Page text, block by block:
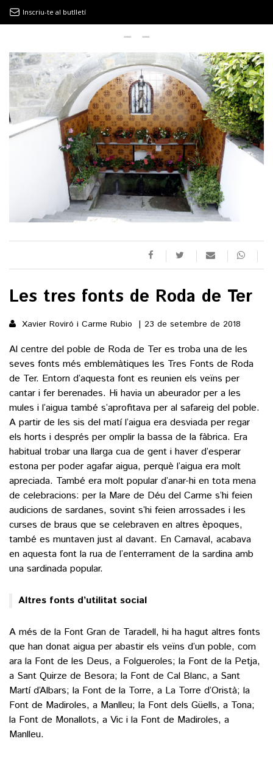
9MAGAZÍN
EL CLÀSSIC | ALBERT PLA
“LA VIDA ÉS COM LA MAR: SEMPRE BUSCA L’EQUILIBRI”
NOVETATS DISCOGRÀFIQUES
EL CLÀSSIC | ELS 3 TAMBORS
TEMÀTIQUES
()
POLÍTICA
SOCIETAT
ECONOMIA
VEURE TOTES
ESPORTS
FUTBOL
HOQUEI PATINS
MOTOR
VEURE TOTES
CULTURA
ARTS ESCÈNIQUES
CULTURA POPULAR
LLIBRES
CALAIX
VEURE TOTES
SUPLEMENTS
FOTOGALERIES
9MAGAZÍN
AGENDA
BLOGOSFERA
Inscriu-te al butlletí
Les tres fonts de Roda de Ter
Xavier Roviró i Carme Rubio 23 de setembre de 2018
Al centre del poble de Roda de Ter es troba una de les
seves fonts més emblemàtiques les Tres Fonts de Roda
de Ter. Entorn d’aquesta font es reunien els veïns per
cantar i fer berenades. Hi havia un abeurador per a les
mules i l’aigua també s’aprofitava per al safareig del poble.
A partir de les sis del matí l’aigua era desviada per regar
els horts i després per omplir la bassa de la fàbrica. Era
habitual trobar una llarga cua de gent i haver d’esperar
estona per poder agafar aigua, perquè l’aigua era molt
apreciada. També era molt popular d’anar-hi en tota mena
de celebracions: per la Mare de Déu del Carme s’hi feien
audicions de sardanes, sovint s’hi feien arrossades i les
curses de braus que se celebraven en altres èpoques,
també es muntaven just al davant. En Carnaval, acabava
en aquesta font la rua de l’enterrament de la sardina amb
una sardinada popular.
Altres fonts d’utilitat social
A més de la Font Gran de Taradell, hi ha hagut altres fonts
que han donat aigua per abastir els veïns d’un poble, com
ara la Font de les Deus, a Folgueroles; la Font de la Petja,
a Sant Quirze de Besora; la Font de Cal Blanc, a Sant
Martí d’Albars; la Font de la Torre, a La Torre d’Oristà; la
Font de Madiroles, a Manlleu; la Font dels Güells, a Tona;
la Font de Monallots, a Vic i la Font de Madiroles, a
Manlleu.